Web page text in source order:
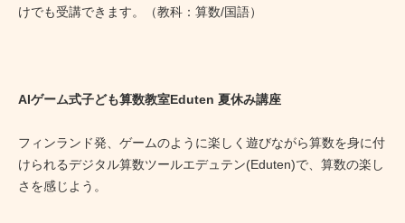
けでも受講できます。（教科：算数/国語）
AIゲーム式子ども算数教室Eduten 夏休み講座
フィンランド発、ゲームのように楽しく遊びながら算数を身に付
けられるデジタル算数ツールエデュテン(Eduten)で、算数の楽し
さを感じよう。